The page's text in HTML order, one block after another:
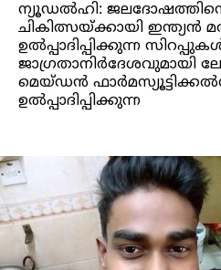
ന്യൂഡല്‍ഹി:
ചികിത്സയ്ക്കായി ഇന്ത്യന്‍
ഉല്‍പ്പാദിപ്പിക്കുന്ന
ജാഗ്രതാനിര്‍ദേശവുമായി
മെയ്ഡന്‍
ഉല്‍പ്പാദിപ്പിക്കുന്ന